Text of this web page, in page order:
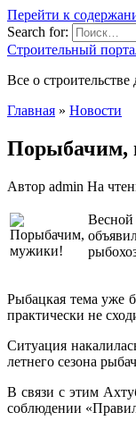
Перейти к
Search for:
Строительный
Все о
Главная » Новости
Порыбачим,
Автор admin На
Весной
Рыбацкая тема уже
практически не
Ситуация
летнего сезона
В связи с этим
соблюдении